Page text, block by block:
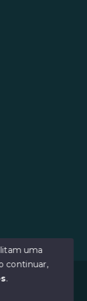
os direitos
uma
continuar,
.